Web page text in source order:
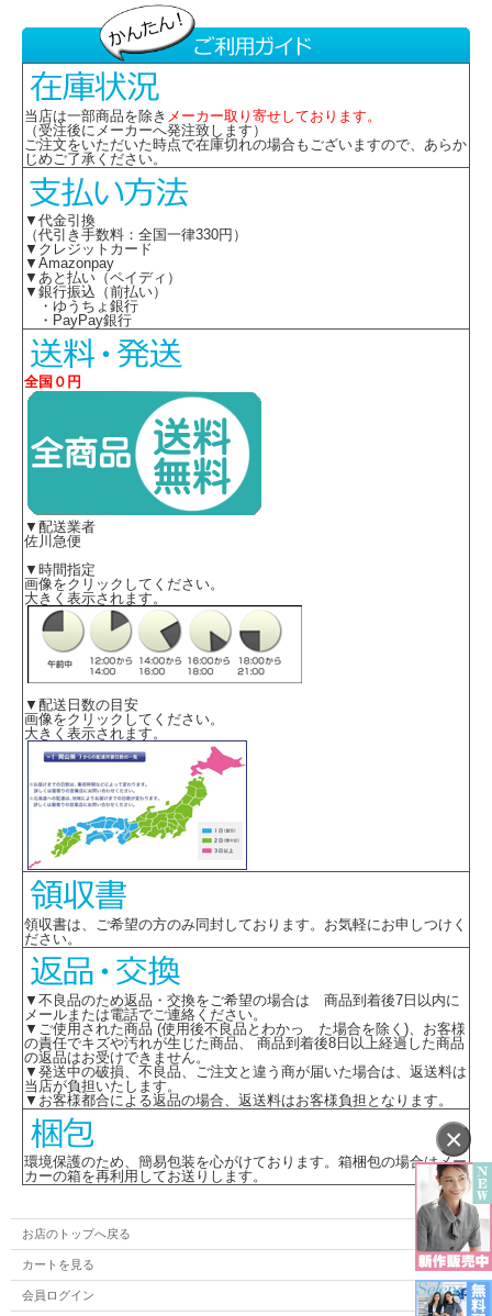
×
当店は一部商品を除き メーカー取り寄せしております。
（受注後にメーカーへ発注致します）
ご注文をいただいた時点で在庫切れの場合もございますので、あらか
じめご了承ください。
▼代金引換
（代引き手数料：全国一律330円）
▼クレジットカード
▼Amazonpay
▼あと払い（ペイディ）
▼銀行振込（前払い）
・ゆうちょ銀行
・PayPay銀行
全国０円
▼配送業者
佐川急便
▼時間指定
画像をクリックしてください。
大きく表示されます。
▼配送日数の目安
画像をクリックしてください。
大きく表示されます。
領収書は、ご希望の方のみ同封しております。お気軽にお申しつけく
ださい。
▼不良品のため返品・交換をご希望の場合は 商品到着後7日以内に
メールまたは電話でご連絡ください。
▼ご使用された商品 (使用後不良品とわかっ た場合を除く)、お客様
の責任でキズや汚れが生じた商品、 商品到着後8日以上経過した商品
の返品はお受けできません。
▼発送中の破損、不良品、ご注文と違う商が届いた場合は、返送料は
当店が負担いたします。
▼お客様都合による返品の場合、返送料はお客様負担となります。
環境保護のため、簡易包装を心がけております。箱梱包の場合はメー
カーの箱を再利用してお送りします。
お店のトップへ戻る
カートを見る
会員ログイン